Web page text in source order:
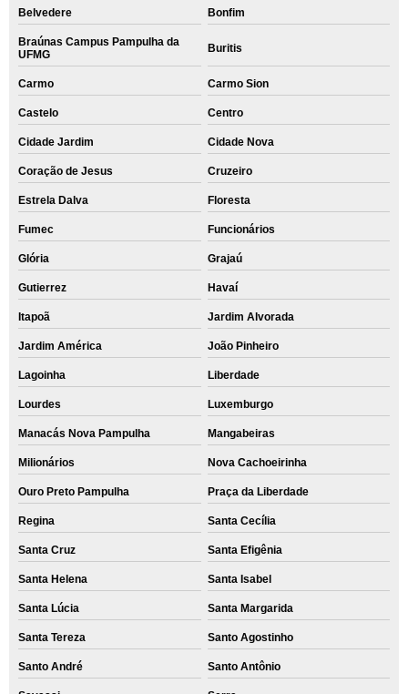
Belvedere Bonfim
Braúnas Campus Pampulha da
UFMG
Buritis
Carmo Carmo Sion
Castelo Centro
Cidade Jardim Cidade Nova
Coração de Jesus Cruzeiro
Estrela Dalva Floresta
Fumec Funcionários
Glória Grajaú
Gutierrez Havaí
Itapoã Jardim Alvorada
Jardim América João Pinheiro
Lagoinha Liberdade
Lourdes Luxemburgo
Manacás Nova Pampulha Mangabeiras
Milionários Nova Cachoeirinha
Ouro Preto Pampulha Praça da Liberdade
Regina Santa Cecília
Santa Cruz Santa Efigênia
Santa Helena Santa Isabel
Santa Lúcia Santa Margarida
Santa Tereza Santo Agostinho
Santo André Santo Antônio